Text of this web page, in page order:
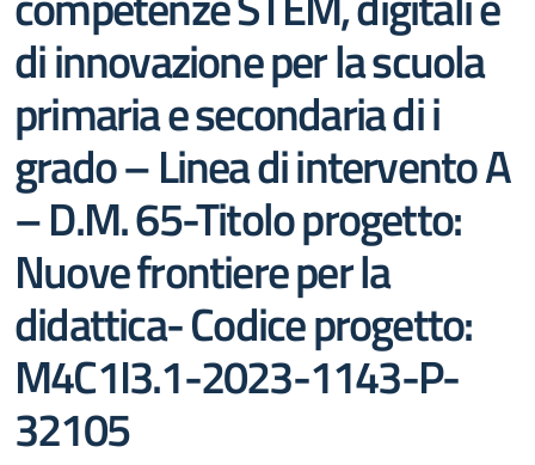
di innovazione per la scuola
primaria e secondaria di i
grado – Linea di intervento A
– D.M. 65-Titolo progetto:
Nuove frontiere per la
didattica- Codice progetto:
M4C1I3.1-2023-1143-P-
32105